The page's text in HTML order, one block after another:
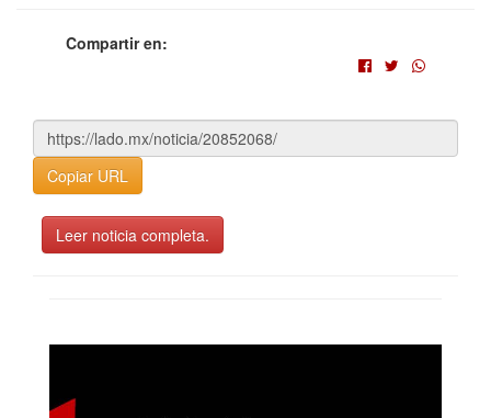
Compartir en:
Copiar URL
Leer noticia completa.